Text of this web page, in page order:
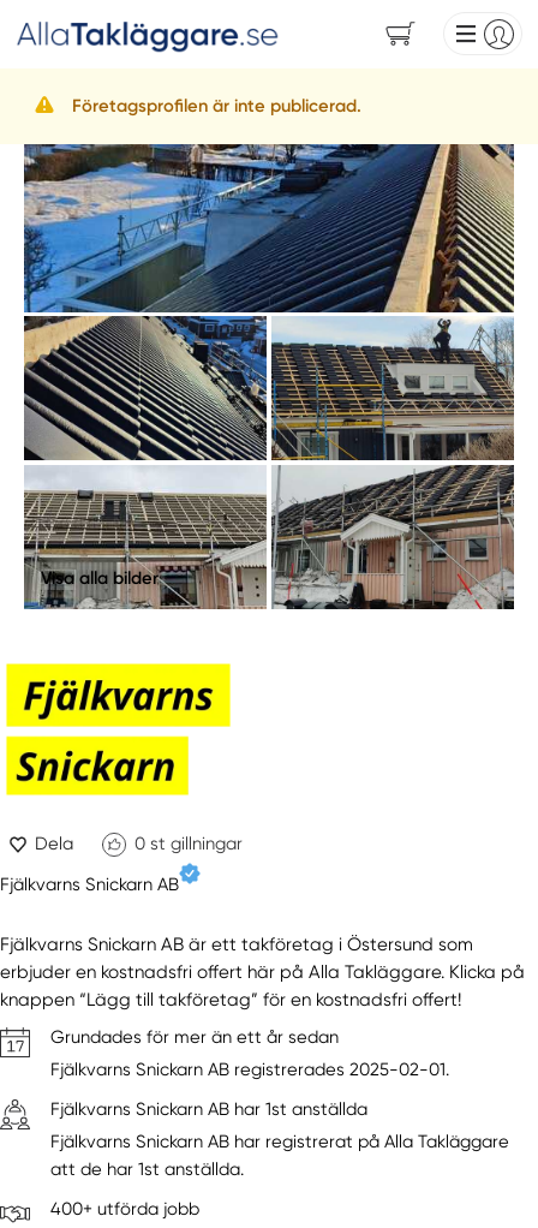
Företagsprofilen är inte publicerad.
Visa alla bilder
Dela 0 st gillningar
Fjälkvarns Snickarn AB
Fjälkvarns Snickarn AB är ett takföretag i Östersund som
erbjuder en kostnadsfri offert här på Alla Takläggare. Klicka på
knappen “Lägg till takföretag” för en kostnadsfri offert!
Grundades för mer än ett år sedan
Fjälkvarns Snickarn AB registrerades 2025-02-01.
Fjälkvarns Snickarn AB har 1st anställda
Fjälkvarns Snickarn AB har registrerat på Alla Takläggare
att de har 1st anställda.
400+ utförda jobb